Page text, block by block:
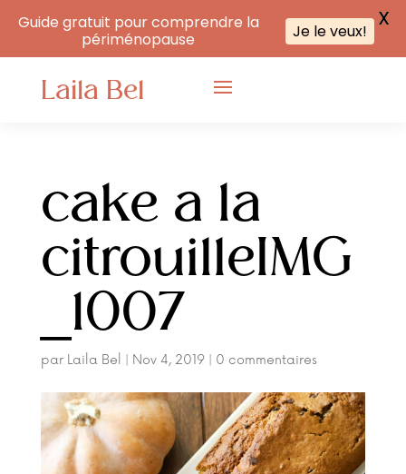
Laila Bel
cake a la
citrouilleIMG
_1007
par Laila Bel Nov 4, 2019| 0 commentaires
Guide gratuit pour comprendre la
périménopause
Je le veux! X